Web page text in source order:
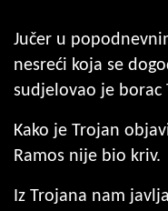
Jučer u
nesreći koja se
sudjelovao je borac
Kako je Trojan
Ramos nije bio kriv.
Iz Trojana nam